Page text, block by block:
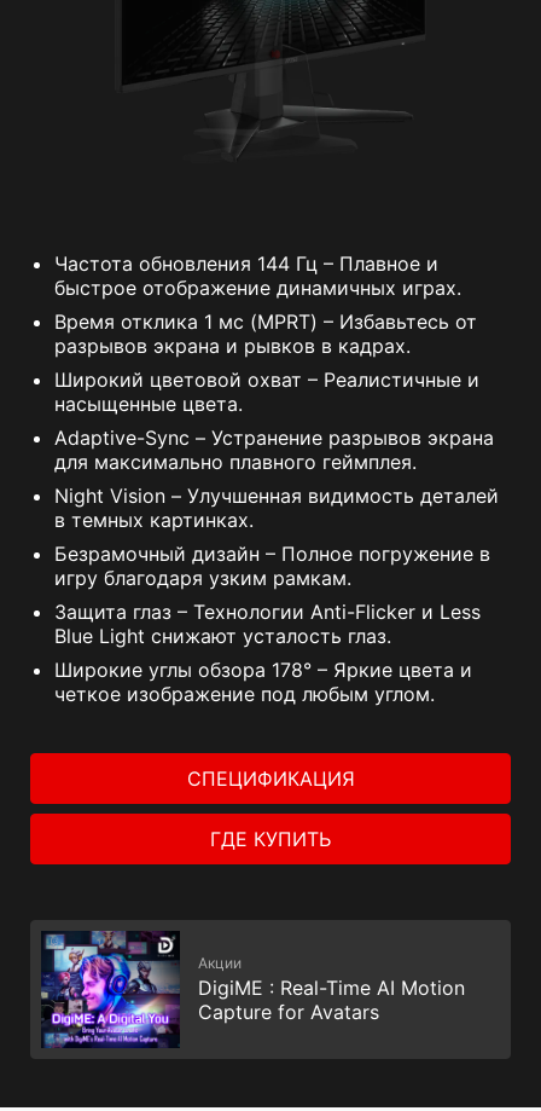
Частота обновления 144 Гц – Плавное и
быстрое отображение динамичных играх.
Время отклика 1 мс (MPRT) – Избавьтесь от
разрывов экрана и рывков в кадрах.
Широкий цветовой охват – Реалистичные и
насыщенные цвета.
Adaptive-Sync – Устранение разрывов экрана
для максимально плавного геймплея.
Night Vision – Улучшенная видимость деталей
в темных картинках.
Безрамочный дизайн – Полное погружение в
игру благодаря узким рамкам.
Защита глаз – Технологии Anti-Flicker и Less
Blue Light снижают усталость глаз.
Широкие углы обзора 178° – Яркие цвета и
четкое изображение под любым углом.
СПЕЦИФИКАЦИЯ
ГДЕ КУПИТЬ
Акции
DigiME : Real-Time AI Motion
Capture for Avatars